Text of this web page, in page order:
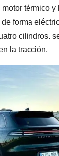
térmico y
forma
cilindros,
la tracción.